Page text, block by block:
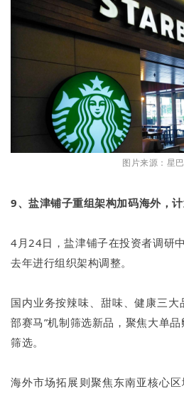
图片来源：星
9、盐津铺子重组架构加码海外，
4月24日，盐津铺子在投资者调研
去年进行组织架构调整。
国内业务按辣味、甜味、健康三大
部赛马”机制筛选新品，聚焦大单
筛选。
海外市场拓展则聚焦东南亚核心